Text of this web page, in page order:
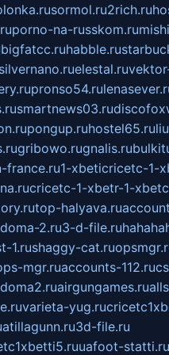
sormol.ru2rich.ru
porno-na-russkom.ru
bigfatcc.ruhabble.ru
silvernano.ruelestal.ru
pronso54.ru
smartnews03.ru
pongup.ruhostel65.ru
gribowo.rugnalis.ru
france.ru1-xbeticricetc-1-
cricetc-1-xbetr-1-
top-halyava.ru
2.ru3-d-file.ru
1.rushaggy-cat.ru
mgr.ruaccounts-112.ru
airgungames.ru
varieta-yug.ru
atillagunn.ru3d-file.ru
uafoot-statti.ru